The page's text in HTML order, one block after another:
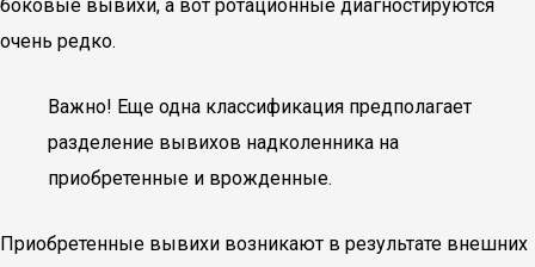
боковые вывихи, а вот ротационные диагностируются
очень редко.
Важно! Еще одна классификация предполагает
разделение вывихов надколенника на
приобретенные и врожденные.
Приобретенные вывихи возникают в результате внешних